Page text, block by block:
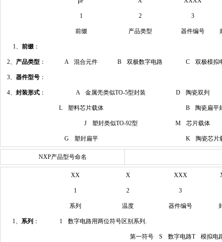
1 2 3
前缀 产品类型 器件编号
1、 前缀 ：
2、 产品类型 ： A 混合元件 B 双极数字电路 C 双极模拟
3、 器件型号 ：
4、 封装形式 ： A 金属壳类似TO-5型封装 D 陶瓷双列
L 塑料芯片载体 B 陶瓷扁平
J 塑封类似TO-92型 M 芯片载体
G 塑封扁平 K 陶瓷芯片
NXP产品型号命名
XX X XXX
1 2 3
系列 温度 器件编号
1、 系列 ： 1 数字电路用两位符号区别系列.
第一符号 S 数字电路T 模拟电